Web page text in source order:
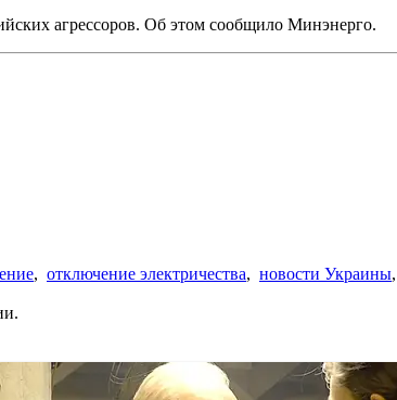
агрессоров. Об этом сообщило Минэнерго.
, отключение электричества, новости Украины,